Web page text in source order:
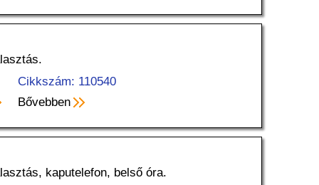
Cikkszám: 110540
Bővebben
kaputelefon, belső óra.